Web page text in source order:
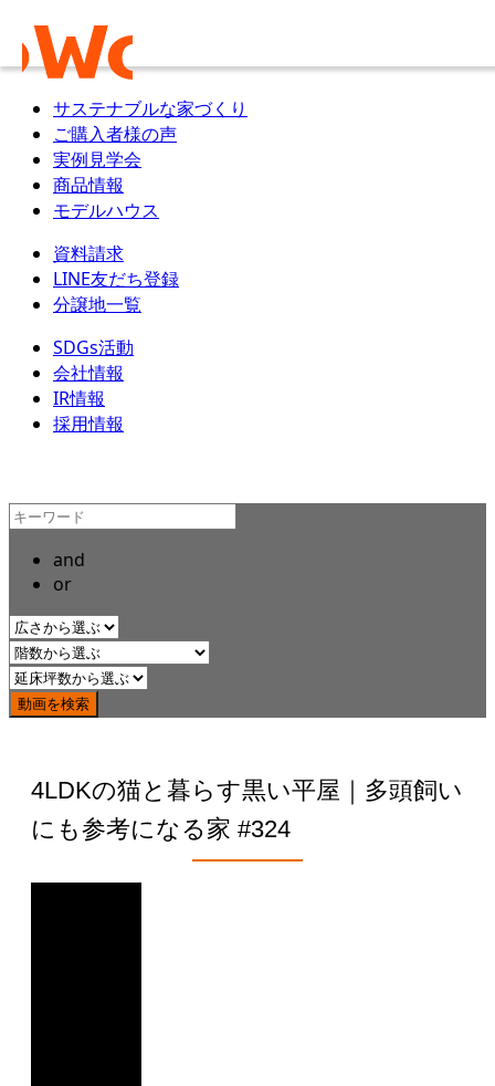
サステナブルな家づくり
ご購入者様の声
実例見学会
商品情報
モデルハウス
資料請求
LINE友だち登録
分譲地一覧
SDGs活動
会社情報
IR情報
採用情報
and
or
4LDKの猫と暮らす黒い平屋｜多頭飼い
にも参考になる家 #324